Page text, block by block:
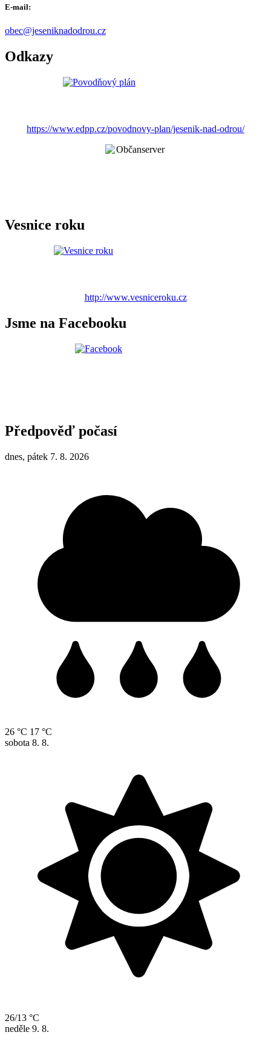
E-mail:
obec@jeseniknadodrou.cz
Odkazy
https://www.edpp.cz/povodnovy-plan/jesenik-nad-odrou/
Vesnice roku
http://www.vesniceroku.cz
Jsme na Facebooku
Předpověď počasí
dnes, pátek 7. 8. 2026
26 °C 17 °C
sobota 8. 8.
26/13 °C
neděle 9. 8.